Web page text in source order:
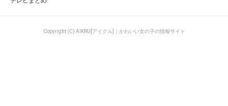
Copyright (C) AIKRU[アイクル]｜かわいい女の子の情報サイト